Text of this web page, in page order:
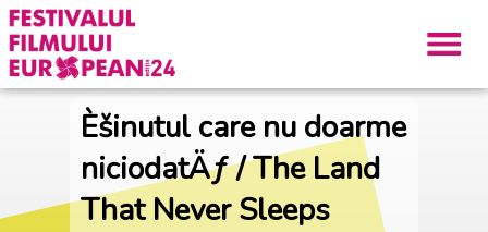
Èšinutul care nu doarme
niciodatÄƒ / The Land
That Never Sleeps